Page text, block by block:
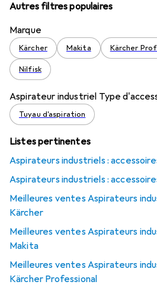
Autres filtres populaires
Marque
Kärcher Makita Kärcher
Nilfisk
Aspirateur industriel Type
Tuyau d'aspiration
Listes pertinentes
Aspirateurs industriels :
Aspirateurs industriels :
Meilleures ventes Aspirateurs
Kärcher
Meilleures ventes Aspirateurs
Makita
Meilleures ventes Aspirateurs
Kärcher Professional